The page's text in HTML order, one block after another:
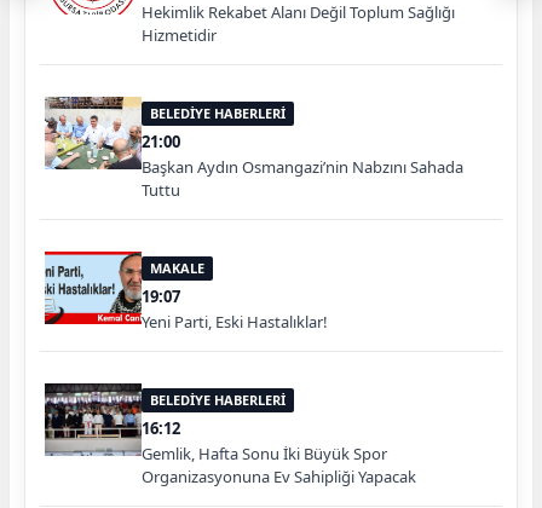
Hekimlik Rekabet Alanı Değil Toplum Sağlığı
Hizmetidir
BELEDİYE HABERLERİ
21:00
Başkan Aydın Osmangazi’nin Nabzını Sahada
Tuttu
MAKALE
19:07
Yeni Parti, Eski Hastalıklar!
BELEDİYE HABERLERİ
16:12
Gemlik, Hafta Sonu İki Büyük Spor
Organizasyonuna Ev Sahipliği Yapacak